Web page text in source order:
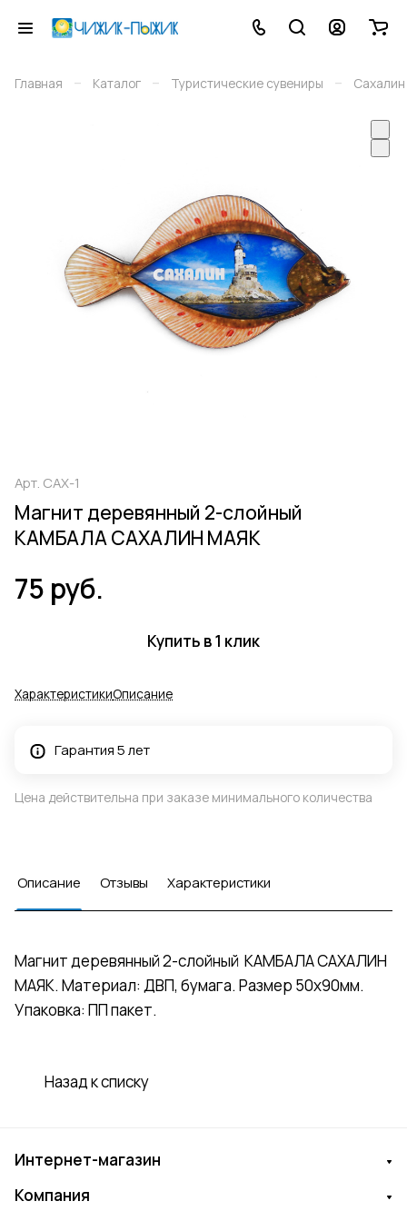
Главная – Каталог – Туристические сувениры – Сахалин
Арт. САХ-1
Магнит деревянный 2-слойный
КАМБАЛА САХАЛИН МАЯК
75 руб.
Купить в 1 клик
ХарактеристикиОписание
Гарантия 5 лет
Цена действительна при заказе минимального количества
Описание Отзывы Характеристики
Магнит деревянный 2-слойный КАМБАЛА САХАЛИН
МАЯК. Материал: ДВП, бумага. Размер 50х90мм.
Упаковка: ПП пакет.
Назад к списку
Интернет-магазин
Компания